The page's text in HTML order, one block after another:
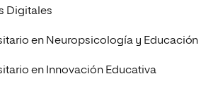
Digitales
en Neuropsicología y Educación
en Innovación Educativa